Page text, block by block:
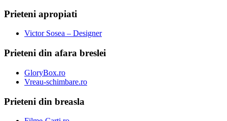
Prieteni apropiati
Victor Sosea – Designer
Prieteni din afara breslei
GloryBox.ro
Vreau-schimbare.ro
Prieteni din breasla